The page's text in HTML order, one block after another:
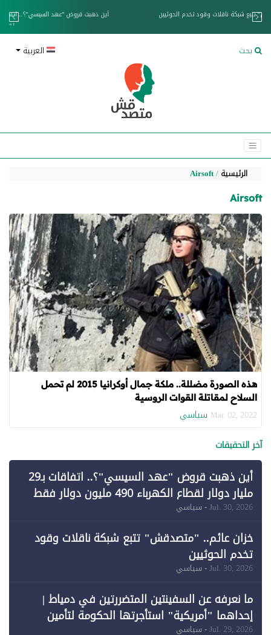
خزان عائم.. "متصدقش" تتبع شبكة ناقلات وقود تخدم الحوثيين
بحث العربية
الرئيسية Airsoft
Airsoft
هذه الصورة مضللة.. ملكة جمال أوكرانيا 2015 لم تحمل
السلاح لمقاتلة القوات الروسية
Mar. 02, 2022 سياسي
آخر التحقيقات
أين ذهبت قروض "عهد السيسي"؟.. اتفاقات بـ29
مليار دولار لقطاع الكهرباء 490 مليون دولار فقط
لـ"الطاقة المتجددة" (1)
Jul. 30, 2026- سياسي
خزان عائم.. "متصدقش" تتبع شبكة ناقلات وقود
تخدم الحوثيين
Jul. 30, 2026- سياسي
ما نعرفه عن السفينتين المتضررتين في دمياط |
إحداهما "أمريكية" استأجرتها الحكومة لتأمين
Jul. 29, 2026- سياسي